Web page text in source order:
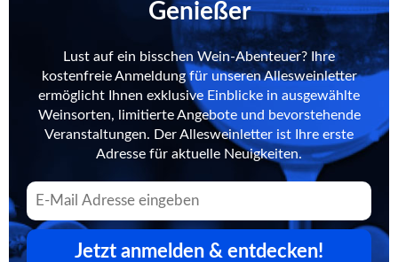
Genießer
Lust auf ein bisschen Wein-Abenteuer? Ihre
kostenfreie Anmeldung für unseren Allesweinletter
ermöglicht Ihnen exklusive Einblicke in ausgewählte
Weinsorten, limitierte Angebote und bevorstehende
Veranstaltungen. Der Allesweinletter ist Ihre erste
Adresse für aktuelle Neuigkeiten.
Jetzt anmelden & entdecken!